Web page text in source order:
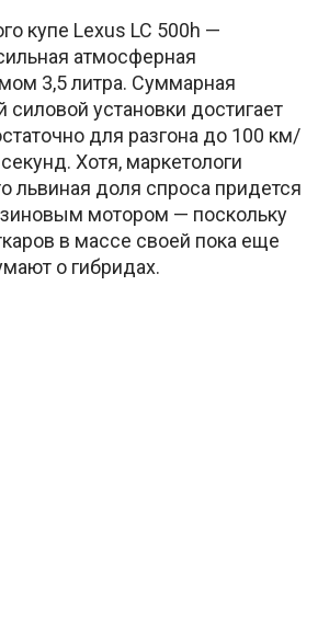
купе Lexus LC 500h —
атмосферная
3,5 литра. Суммарная
силовой установки достигает
для разгона до 100 км/
Хотя, маркетологи
львиная доля спроса придется
мотором — поскольку
в массе своей пока еще
о гибридах.